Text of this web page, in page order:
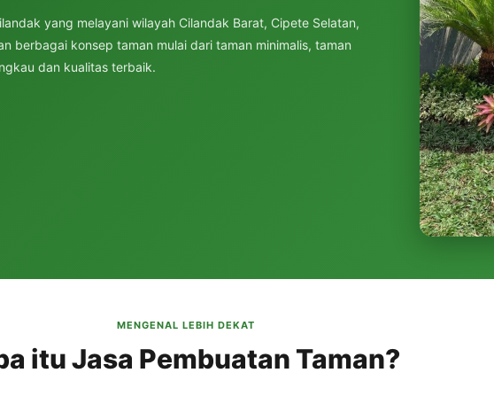
yang melayani wilayah Cilandak Barat, Cipete Selatan,
berbagai konsep taman mulai dari taman minimalis, taman
dan kualitas terbaik.
MENGENAL LEBIH DEKAT
itu Jasa Pembuatan Taman?